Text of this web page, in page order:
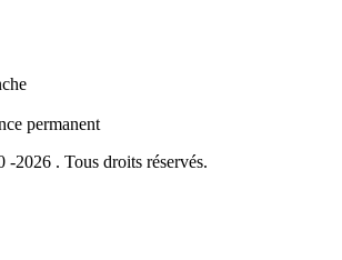
permanent
2026 . Tous droits réservés.